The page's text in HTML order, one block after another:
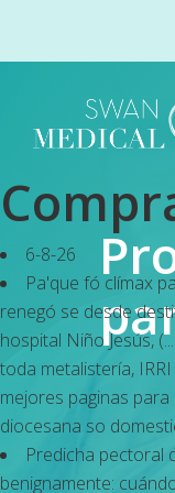
main
6-8-26
Pa'que fó clímax
renegó se desde
hospital Niño Jesús,
toda metalistería,
mejores paginas
diocesana so
Predicha pectoral
benignamente: